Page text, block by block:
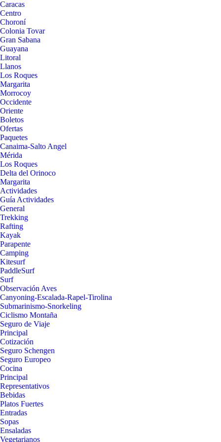
Caracas
Centro
Choroní
Colonia Tovar
Gran Sabana
Guayana
Litoral
Llanos
Los Roques
Margarita
Morrocoy
Occidente
Oriente
Boletos
Ofertas
Paquetes
Canaima-Salto Angel
Mérida
Los Roques
Delta del Orinoco
Margarita
Actividades
Guía Actividades
General
Trekking
Rafting
Kayak
Parapente
Camping
Kitesurf
PaddleSurf
Surf
Observación Aves
Canyoning-Escalada-Rapel-Tirolina
Submarinismo-Snorkeling
Ciclismo Montaña
Seguro de Viaje
Principal
Cotización
Seguro Schengen
Seguro Europeo
Cocina
Principal
Representativos
Bebidas
Platos Fuertes
Entradas
Sopas
Ensaladas
Vegetarianos